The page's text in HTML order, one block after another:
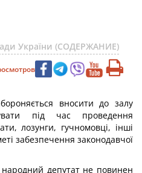
України (СОДЕРЖАНИЕ)
вносити до залу
під час проведення
лозунги, гучномовці, інші
забезпечення законодавчої
депутат не повинен